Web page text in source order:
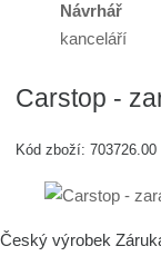
Návrhář
kanceláří
Carstop -
Kód zboží: 703726.00
Český výrobek